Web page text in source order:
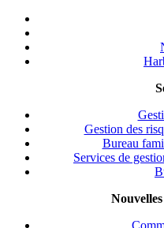
Gestion des
Bureau
Services de